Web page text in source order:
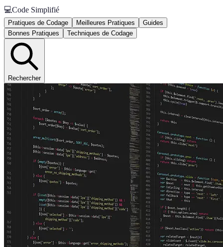
💻Code Simplifié
Pratiques de Codage Meilleures Pratiques
Guides
Bonnes Pratiques
Techniques de Codage
Rechercher